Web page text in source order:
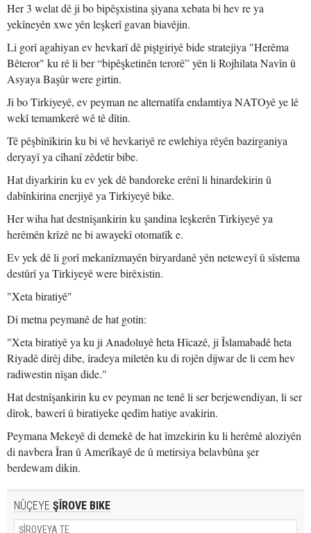
Her 3 welat dê ji bo bipêşxistina şiyana xebata bi hev re ya
yekîneyên xwe yên leşkerî gavan biavêjin.
Li gorî agahiyan ev hevkarî dê piştgiriyê bide stratejiya "Herêma
Bêteror" ku rê li ber “bipêşketinên terorê” yên li Rojhilata Navîn û
Asyaya Başûr were girtin.
Ji bo Tirkiyeyê, ev peyman ne alternatîfa endamtiya NATOyê ye lê
wekî temamkerê wê tê dîtin.
Tê pêşbînîkirin ku bi vê hevkariyê re ewlehiya rêyên bazirganiya
deryayî ya cîhanî zêdetir bibe.
Hat diyarkirin ku ev yek dê bandoreke erênî li hinardekirin û
dabînkirina enerjiyê ya Tirkiyeyê bike.
Her wiha hat destnîşankirin ku şandina leşkerên Tirkiyeyê ya
herêmên krîzê ne bi awayekî otomatîk e.
Ev yek dê li gorî mekanîzmayên biryardanê yên neteweyî û sîstema
destûrî ya Tirkiyeyê were birêxistin.
"Xeta biratiyê"
Di metna peymanê de hat gotin:
"Xeta biratiyê ya ku ji Anadoluyê heta Hîcazê, ji Îslamabadê heta
Riyadê dirêj dibe, îradeya miletên ku di rojên dijwar de li cem hev
radiwestin nîşan dide."
Hat destnîşankirin ku ev peyman ne tenê li ser berjewendiyan, li ser
dîrok, bawerî û biratiyeke qedîm hatiye avakirin.
Peymana Mekeyê di demekê de hat îmzekirin ku li herêmê aloziyên
di navbera Îran û Amerîkayê de û metirsiya belavbûna şer
berdewam dikin.
NÛÇEYE ŞÎROVE BIKE